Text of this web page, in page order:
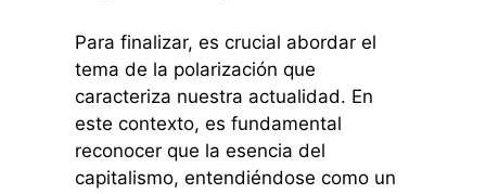
Para finalizar, es crucial abordar el
tema de la polarización que
caracteriza nuestra actualidad. En
este contexto, es fundamental
reconocer que la esencia del
capitalismo, entendiéndose como un